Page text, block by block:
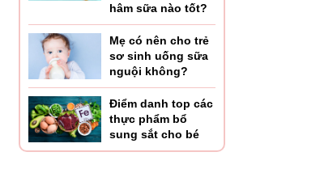
hâm sữa nào tốt?
Mẹ có nên cho trẻ
sơ sinh uống sữa
nguội không?
Điểm danh top các
thực phẩm bổ
sung sắt cho bé